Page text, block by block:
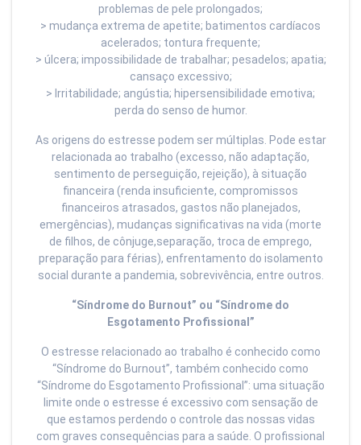
problemas de pele prolongados;
> mudança extrema de apetite; batimentos cardíacos
acelerados; tontura frequente;
> úlcera; impossibilidade de trabalhar; pesadelos; apatia;
cansaço excessivo;
> Irritabilidade; angústia; hipersensibilidade emotiva;
perda do senso de humor.
As origens do estresse podem ser múltiplas. Pode estar
relacionada ao trabalho (excesso, não adaptação,
sentimento de perseguição, rejeição), à situação
financeira (renda insuficiente, compromissos
financeiros atrasados, gastos não planejados,
emergências), mudanças significativas na vida (morte
de filhos, de cônjuge,separação, troca de emprego,
preparação para férias), enfrentamento do isolamento
social durante a pandemia, sobrevivência, entre outros.
“Síndrome do Burnout” ou “Síndrome do
Esgotamento Profissional”
O estresse relacionado ao trabalho é conhecido como
“Síndrome do Burnout”, também conhecido como
“Síndrome do Esgotamento Profissional”: uma situação
limite onde o estresse é excessivo com sensação de
que estamos perdendo o controle das nossas vidas
com graves consequências para a saúde. O profissional